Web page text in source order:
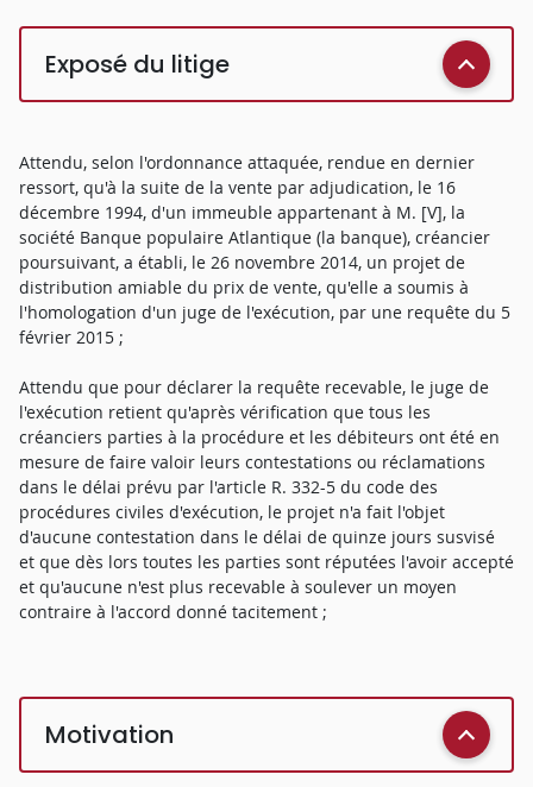
Exposé du litige
Attendu, selon l'ordonnance attaquée, rendue en dernier
ressort, qu'à la suite de la vente par adjudication, le 16
décembre 1994, d'un immeuble appartenant à M. [V], la
société Banque populaire Atlantique (la banque), créancier
poursuivant, a établi, le 26 novembre 2014, un projet de
distribution amiable du prix de vente, qu'elle a soumis à
l'homologation d'un juge de l'exécution, par une requête du 5
février 2015 ;
Attendu que pour déclarer la requête recevable, le juge de
l'exécution retient qu'après vérification que tous les
créanciers parties à la procédure et les débiteurs ont été en
mesure de faire valoir leurs contestations ou réclamations
dans le délai prévu par l'article R. 332-5 du code des
procédures civiles d'exécution, le projet n'a fait l'objet
d'aucune contestation dans le délai de quinze jours susvisé
et que dès lors toutes les parties sont réputées l'avoir accepté
et qu'aucune n'est plus recevable à soulever un moyen
contraire à l'accord donné tacitement ;
Motivation